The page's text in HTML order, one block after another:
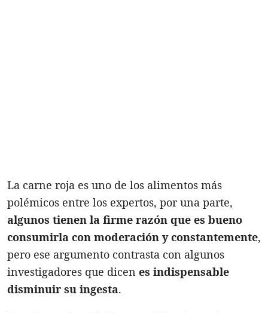
La carne roja es uno de los alimentos más
polémicos entre los expertos, por una parte,
algunos tienen la firme razón que es bueno
consumirla con moderación y constantemente,
pero ese argumento contrasta con algunos
investigadores que dicen es indispensable
disminuir su ingesta.